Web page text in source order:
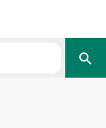
search